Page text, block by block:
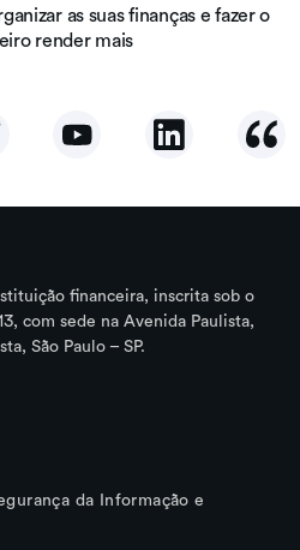
as suas finanças e fazer o
render mais
financeira, inscrita sob o
com sede na Avenida Paulista,
São Paulo – SP.
da Informação e